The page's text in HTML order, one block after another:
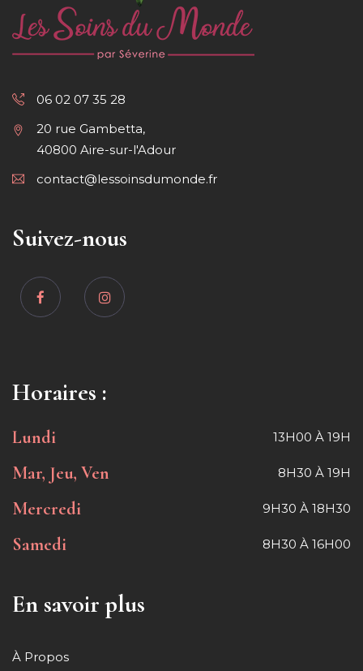
06 02 07 35 28
20 rue Gambetta,
40800 Aire-sur-l'Adour
contact@lessoinsdumonde.fr
Suivez-nous
Horaires :
Lundi 13H00 À 19H
Mar, Jeu, Ven 8H30 À 19H
Mercredi 9H30 À 18H30
Samedi 8H30 À 16H00
En savoir plus
À Propos